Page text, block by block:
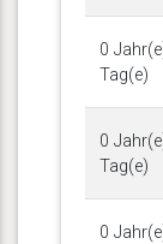
0
Tag(e)
0
Tag(e)
0